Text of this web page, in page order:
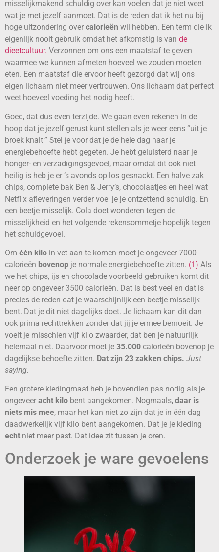
misselijkmakend schuldig over kan voelen dat je niet weet
wat je met jezelf aanmoet. Dat is de reden dat ik het nu bij
hoge uitzondering over calorieën wil hebben. Een term die ik
eigenlijk nooit gebruik omdat het afkomstig is van de
dieetcultuur. Verzonnen om ons een maatstaf te geven
waarmee we kunnen afmeten hoeveel we zouden moeten
eten. Een maatstaf die ervoor heeft gezorgd dat wij ons
eigen lichaam niet meer vertrouwen. Ons lichaam dat perfect
weet hoeveel voeding het nodig heeft.
Goed, dat dus even terzijde. We gaan even rekenen in de
hoop dat je jezelf gerust kunt stellen als je weer eens “uit je
broek knalt.” Stel je voor dat je de hele dag naar je
energiebehoefte hebt gegeten. Je hebt geluisterd naar je
honger- en verzadigingsgevoel, maar omdat dit ook niet
heilig is heb je er ’s avonds op los gesnackt. Een halve zak
chips, complete bak Ben & Jerry’s, chocolaatjes en heel wat
Netflix afleveringen verder voel je je ontzettend schuldig. En
een beetje misselijk. Cola doet wonderen tegen de
misselijkheid en het volgende rekensommetje hopelijk tegen
het schuldgevoel.
Om één kilo in vet aan te komen moet je ongeveer 7000
calorieën bovenop je normale energiebehoefte zitten. (1) Als
we het chips, ijs en chocolade voorbeeld gebruiken komt dit
neer op ongeveer 3500 calorieën. Dat is best veel en dat is
precies de reden dat je waarschijnlijk een beetje misselijk
bent. Dat je dit niet dagelijks doet. Je lichaam kan dit dan
ook prima rechttrekken zonder dat jij je ermee bemoeit. Je
voelt je misschien vijf kilo zwaarder, dat ben je natuurlijk
helemaal niet. Daarvoor moet je 35.000 calorieën bovenop je
dagelijkse behoefte zitten. Dat zijn 23 zakken chips. Just
saying.
Een grotere kledingmaat heb je bovendien pas nodig als je
ongeveer acht kilo bent aangekomen. Nogmaals, daar is
niets mis mee, maar het kan niet zo zijn dat je in één dag
daadwerkelijk vijf kilo bent aangekomen. Dat je je kleding
echt niet meer past. Dat idee zit tussen je oren.
Onderzoek je ware gevoelens